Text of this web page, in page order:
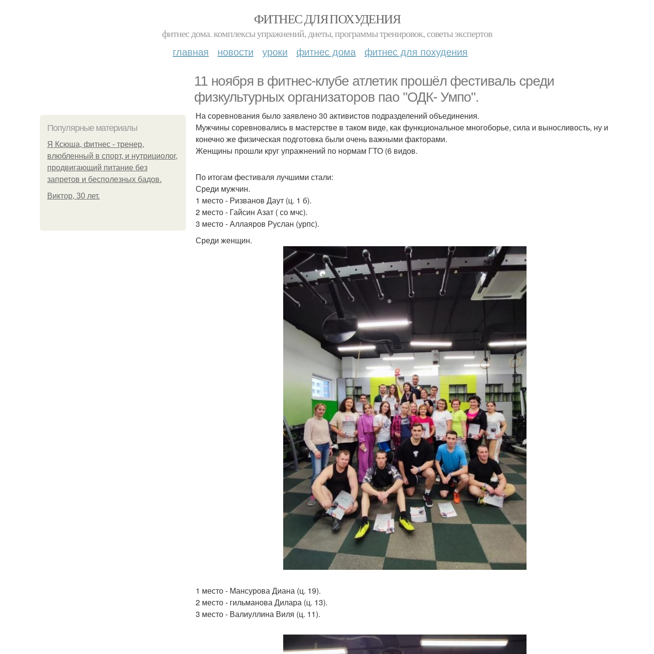
ФИТНЕС ДЛЯ ПОХУДЕНИЯ
фитнес дома. комплексы упражнений, диеты, программы тренировок, советы экспертов
главная новости уроки фитнес дома фитнес для похудения
11 ноября в фитнес-клубе атлетик прошёл фестиваль среди
физкультурных организаторов пао "ОДК- Умпо".
Популярные материалы
Я Ксюша, фитнес - тренер,
влюбленный в спорт, и нутрициолог,
продвигающий питание без
запретов и бесполезных бадов.
Виктор, 30 лет.
На соревнования было заявлено 30 активистов подразделений объединения.
Мужчины соревновались в мастерстве в таком виде, как функциональное многоборье, сила и выносливость, ну и
конечно же физическая подготовка были очень важными факторами.
Женщины прошли круг упражнений по нормам ГТО (6 видов.
По итогам фестиваля лучшими стали:
Среди мужчин.
1 место - Ризванов Даут (ц. 1 б).
2 место - Гайсин Азат ( со мчс).
3 место - Аллаяров Руслан (урпс).
Среди женщин.
1 место - Мансурова Диана (ц. 19).
2 место - гильманова Дилара (ц. 13).
3 место - Валиуллина Виля (ц. 11).